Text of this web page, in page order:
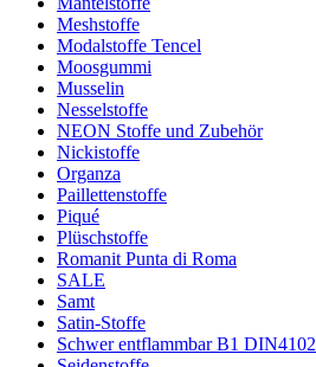
Meshstoffe
Modalstoffe Tencel
Moosgummi
Musselin
Nesselstoffe
NEON Stoffe und Zubehör
Nickistoffe
Organza
Paillettenstoffe
Piqué
Plüschstoffe
Romanit Punta di Roma
SALE
Samt
Satin-Stoffe
Schwer entflammbar B1 DIN4102